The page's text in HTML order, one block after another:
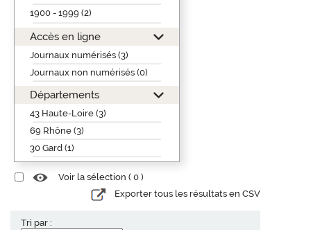
1900 - 1999 (2)
Accès en ligne
Journaux numérisés (3)
Journaux non numérisés (0)
Départements
43 Haute-Loire (3)
69 Rhône (3)
30 Gard (1)
Voir la sélection ( 0 )
Exporter tous les résultats en CSV
Tri par :